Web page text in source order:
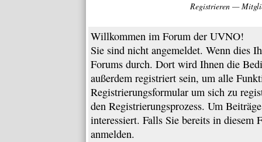
Registrieren—
Willkommen im Forum der UVNO!
Sie sind nicht angemeldet. Wenn dies
Forums durch. Dort wird Ihnen die
außerdem registriert sein, um alle
Registrierungsformular um sich zu
den Registrierungsprozess. Um
interessiert. Falls Sie bereits in
anmelden.